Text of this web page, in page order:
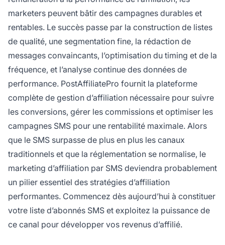
marketers peuvent bâtir des campagnes durables et
rentables. Le succès passe par la construction de listes
de qualité, une segmentation fine, la rédaction de
messages convaincants, l’optimisation du timing et de la
fréquence, et l’analyse continue des données de
performance. PostAffiliatePro fournit la plateforme
complète de gestion d’affiliation nécessaire pour suivre
les conversions, gérer les commissions et optimiser les
campagnes SMS pour une rentabilité maximale. Alors
que le SMS surpasse de plus en plus les canaux
traditionnels et que la réglementation se normalise, le
marketing d’affiliation par SMS deviendra probablement
un pilier essentiel des stratégies d’affiliation
performantes. Commencez dès aujourd’hui à constituer
votre liste d’abonnés SMS et exploitez la puissance de
ce canal pour développer vos revenus d’affilié.